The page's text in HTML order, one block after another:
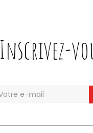
Inscrivez-